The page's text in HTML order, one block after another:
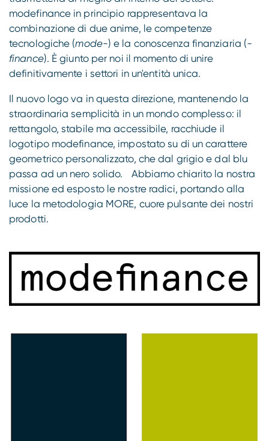
modefinance in principio rappresentava la
combinazione di due anime, le competenze
tecnologiche (mode-) e la conoscenza finanziaria (-
finance). È giunto per noi il momento di unire
definitivamente i settori in un'entità unica.
Il nuovo logo va in questa direzione, mantenendo la
straordinaria semplicità in un mondo complesso: il
rettangolo, stabile ma accessibile, racchiude il
logotipo modefinance, impostato su di un carattere
geometrico personalizzato, che dal grigio e dal blu
passa ad un nero solido. Abbiamo chiarito la nostra
missione ed esposto le nostre radici, portando alla
luce la metodologia MORE, cuore pulsante dei nostri
prodotti.